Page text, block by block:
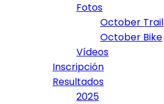
Fotos
October Trail
October Bike
Vídeos
Inscripción
Resultados
2025